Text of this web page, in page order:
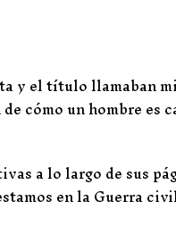
y el título llamaban
cómo un hombre es
a lo largo de sus
en la Guerra